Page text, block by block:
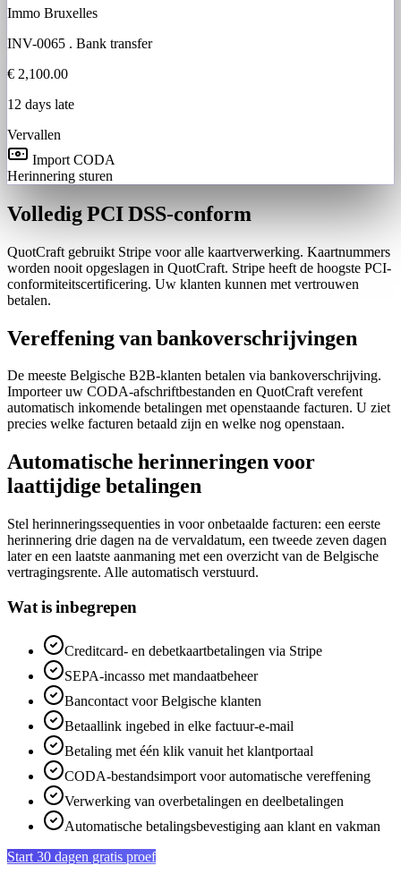
Immo Bruxelles
INV-0065 . Bank transfer
€ 2,100.00
12 days late
Vervallen
Import CODA
Herinnering sturen
Volledig PCI DSS-conform
QuotCraft gebruikt Stripe voor alle kaartverwerking. Kaartnummers
worden nooit opgeslagen in QuotCraft. Stripe heeft de hoogste PCI-
conformiteitscertificering. Uw klanten kunnen met vertrouwen
betalen.
Vereffening van bankoverschrijvingen
De meeste Belgische B2B-klanten betalen via bankoverschrijving.
Importeer uw CODA-afschriftbestanden en QuotCraft verefent
automatisch inkomende betalingen met openstaande facturen. U ziet
precies welke facturen betaald zijn en welke nog openstaan.
Automatische herinneringen voor
laattijdige betalingen
Stel herinneringssequenties in voor onbetaalde facturen: een eerste
herinnering drie dagen na de vervaldatum, een tweede zeven dagen
later en een laatste aanmaning met een overzicht van de Belgische
vertragingsrente. Alle automatisch verstuurd.
Wat is inbegrepen
Creditcard- en debetkaartbetalingen via Stripe
SEPA-incasso met mandaatbeheer
Bancontact voor Belgische klanten
Betaallink ingebed in elke factuur-e-mail
Betaling met één klik vanuit het klantportaal
CODA-bestandsimport voor automatische vereffening
Verwerking van overbetalingen en deelbetalingen
Automatische betalingsbevestiging aan klant en vakman
Start 30 dagen gratis proef